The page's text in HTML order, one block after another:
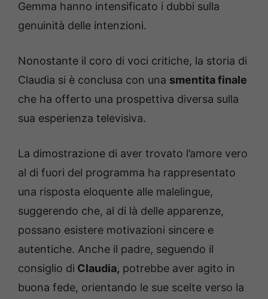
Gemma hanno intensificato i dubbi sulla
genuinità delle intenzioni.
Nonostante il coro di voci critiche, la storia di
Claudia si è conclusa con una smentita finale
che ha offerto una prospettiva diversa sulla
sua esperienza televisiva.
La dimostrazione di aver trovato l’amore vero
al di fuori del programma ha rappresentato
una risposta eloquente alle malelingue,
suggerendo che, al di là delle apparenze,
possano esistere motivazioni sincere e
autentiche. Anche il padre, seguendo il
consiglio di Claudia, potrebbe aver agito in
buona fede, orientando le sue scelte verso la